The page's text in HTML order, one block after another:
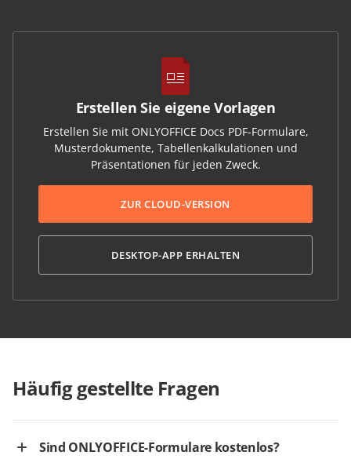
Erstellen Sie eigene Vorlagen
Erstellen Sie mit ONLYOFFICE Docs PDF-Formulare,
Musterdokumente, Tabellenkalkulationen und
Präsentationen für jeden Zweck.
ZUR CLOUD-VERSION
DESKTOP-APP ERHALTEN
Häufig gestellte Fragen
Sind ONLYOFFICE-Formulare kostenlos?